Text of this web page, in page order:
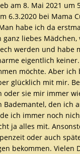
am 8. Mai 2021 um
6.3.2020 bei Mama
habe ich da
ganz liebes
werden und habe
eigentlich
möchte. Aber
glücklich mit mir.
oder sie mir immer
den ich
ich immer noch
ja alles mit.
oder auch
bekommen. Vielen